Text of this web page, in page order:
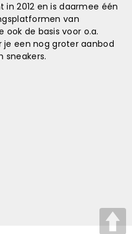
in 2012 en is daarmee één
van
ook de basis voor o.a.
je een nog groter aanbod
sneakers.